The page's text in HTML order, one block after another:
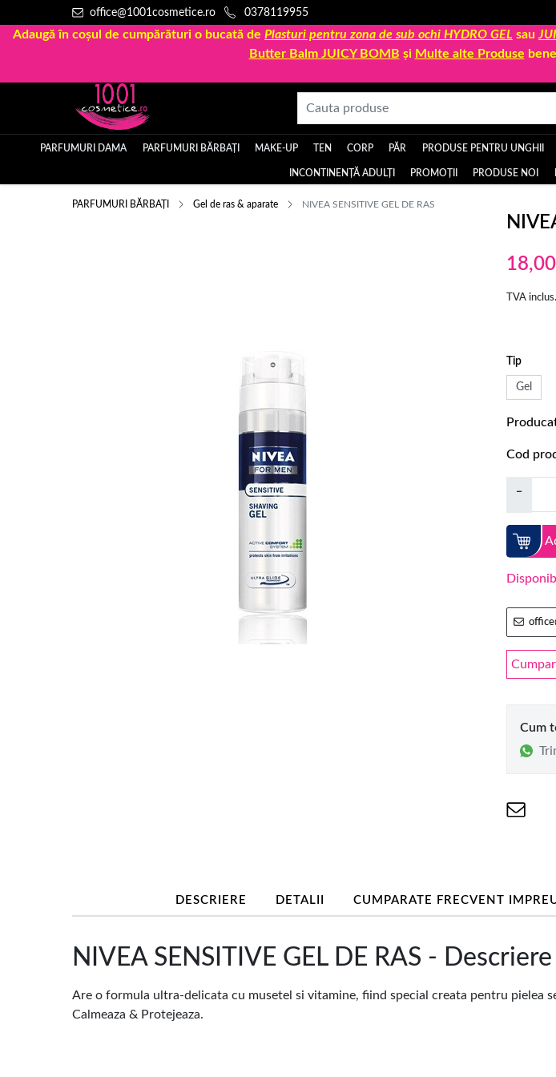
office@1001cosmetice.ro 0378119955
Adaugă în coșul de cumpărături o bucată de Plasturi pentru zona de sub ochi HYDRO GEL sau
Butter Balm JUICY BOMB și Multe alte Produse
PARFUMURI DAMA PARFUMURI BĂRBAȚI MAKE-UP TEN CORP PĂR PRODUSE PENTRU UNGHII
INCONTINENȚĂ ADULȚI PROMOȚII PRODUSE NOI
PARFUMURI BĂRBAȚI Gel de ras & aparate NIVEA SENSITIVE GEL DE RAS
18,00
TVA
Tip
Gel
Cod
−
Cum
DESCRIERE DETALII CUMPARATE FRECVENT
NIVEA SENSITIVE GEL DE RAS - Descriere
Are o formula ultra-delicata cu musetel si vitamine, fiind special creata pentru pielea
Calmeaza & Protejeaza.